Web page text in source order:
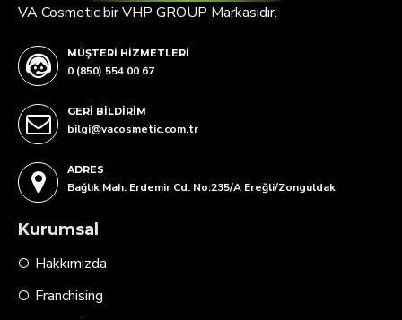
VA Cosmetic bir VHP GROUP Markasıdır.
MÜŞTERI HIZMETLERI
0 (850) 554 00 67
GERI BILDIRIM
bilgi@vacosmetic.com.tr
ADRES
Bağlık Mah. Erdemir Cd. No:235/A Ereğli/Zonguldak
Kurumsal
Hakkımızda
Franchising